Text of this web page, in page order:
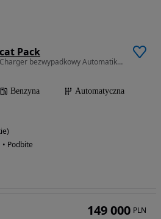
Pack
6417 cm3 • 492 KM • Dodge Charger bezwypadkowy Automatik R/T Scat Pack Używany · 2018 ·
Benzyna
Automatyczna
Podbite
149 000 PLN